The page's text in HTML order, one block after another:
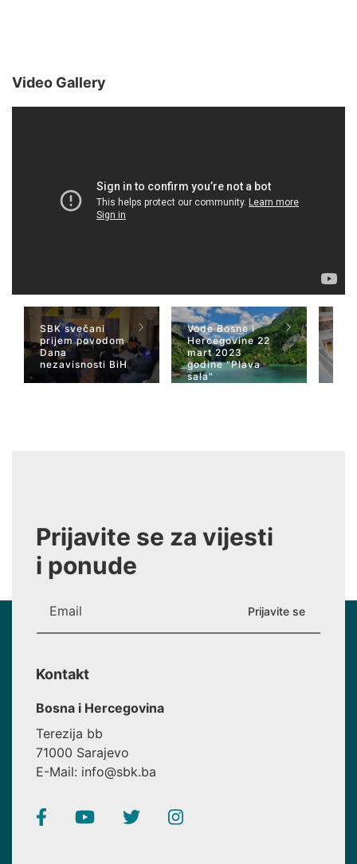
Video Gallery
SBK svečani
prijem povodom
Dana
nezavisnosti BiH
Vode Bosne i
Hercegovine 22
mart 2023
godine "Plava
sala"
Prijavite se za vijesti
i ponude
Kontakt
Bosna i Hercegovina
Terezija bb
71000 Sarajevo
E-Mail: info@sbk.ba